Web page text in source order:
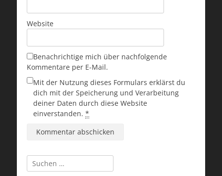
Website
Benachrichtige mich über nachfolgende
Kommentare per E-Mail.
Mit der Nutzung dieses Formulars erklärst du
dich mit der Speicherung und Verarbeitung
deiner Daten durch diese Website
einverstanden. *
Suchen
nach: